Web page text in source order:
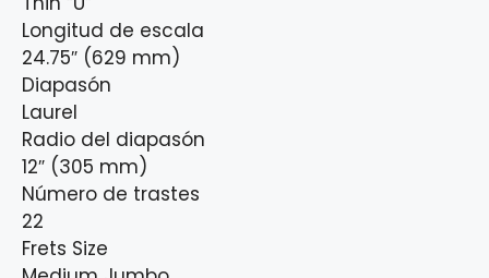
Longitud de escala
24.75″ (629 mm)
Diapasón
Laurel
Radio del diapasón
12″ (305 mm)
Número de trastes
22
Frets Size